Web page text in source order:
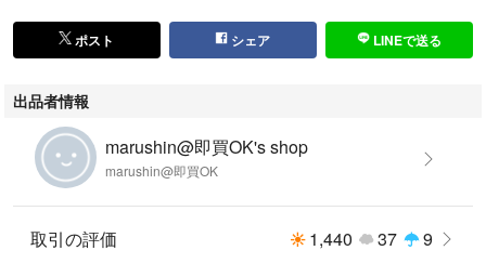
一緒に買うと割引あります
↓ ↓ ↓
ポスト シェア LINEで送る
出品者情報
marushin@即買OK's shop
marushin@即買OK
取引の評価 1,440 37 9